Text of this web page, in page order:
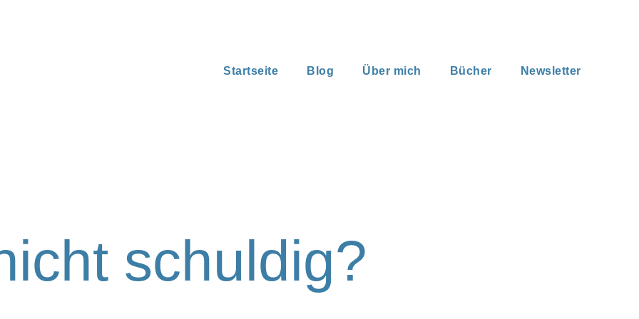
Startseite Blog Über mich Bücher Newsletter
schuldig?